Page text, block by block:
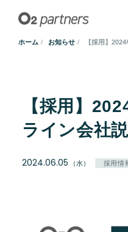
ホーム お知らせ 【採用】
【採用】
ライン会社
2024.06.05 （水） 採用情